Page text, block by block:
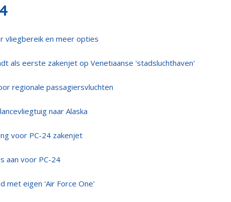
vliegbereik en meer opties
als eerste zakenjet op Venetiaanse 'stadsluchthaven'
regionale passagiersvluchten
naar Alaska
voor PC-24 zakenjet
aan voor PC-24
met eigen 'Air Force One'